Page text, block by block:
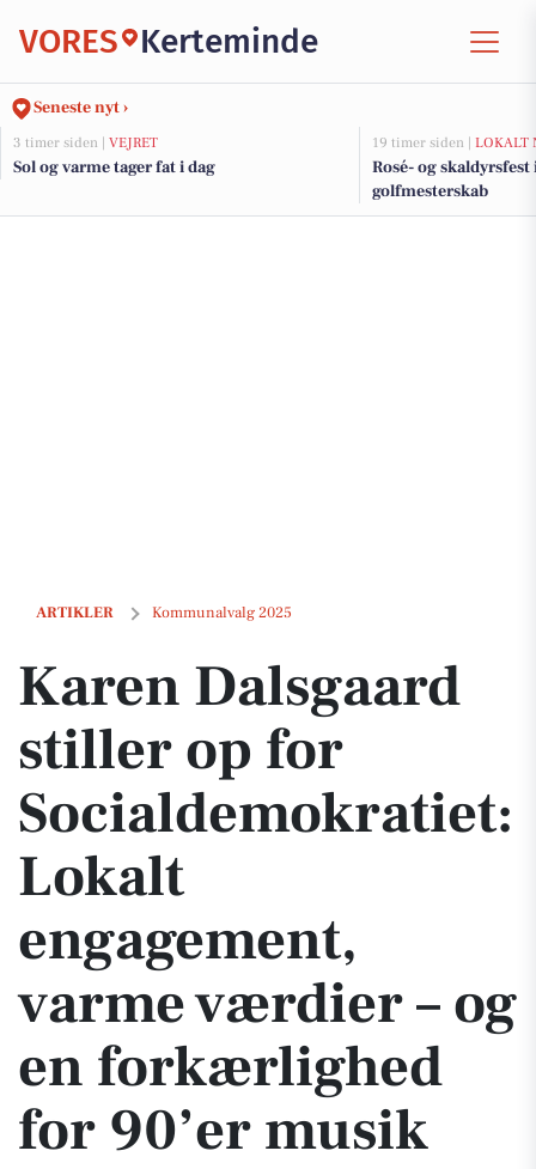
VORES Kerteminde
Seneste nyt ›
3 timer siden | VEJRET
Sol og varme tager fat i dag
19 timer siden | LOKALT
Rosé- og
golfmesterskab
ARTIKLER Kommunalvalg 2025
Karen Dalsgaard stiller op for Socialdemokratiet: Lokalt
Karen Dalsgaard
stiller op for
Socialdemokratiet:
Lokalt
engagement,
varme værdier – og
en forkærlighed
for 90’er musik